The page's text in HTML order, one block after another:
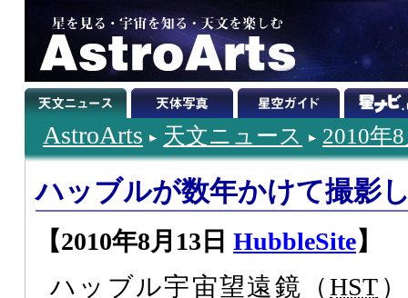
AstroArts 天文ニュース 2010年
ハッブルが数年かけて撮影
【2010年8月13日 HubbleSite】
ハッブル宇宙望遠鏡（HST